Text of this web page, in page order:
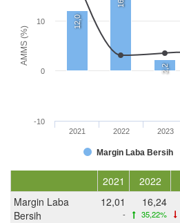
AMMS (%)
12,0
2,2
Margin Laba Bersih
2021 2022 2023
-10
0
10
2021 2022
Margin Laba
Bersih
12,01
-
16,24
35,22%